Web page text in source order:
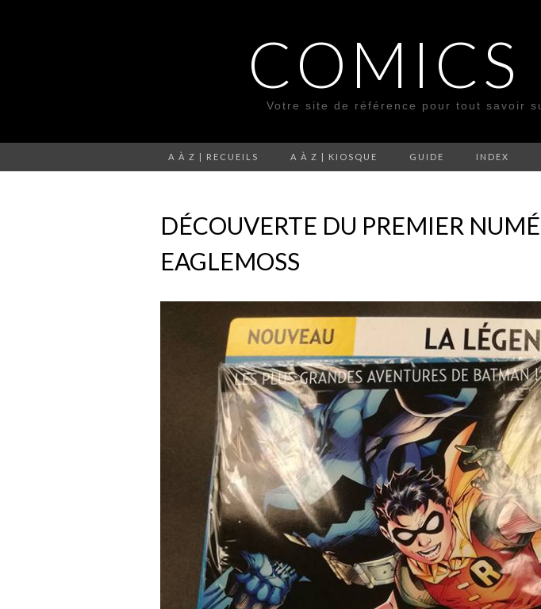
COMICS
Votre site de référence pour tout savoir
A À Z | RECUEILS A À Z | KIOSQUE GUIDE INDEX
DÉCOUVERTE DU PREMIER
EAGLEMOSS